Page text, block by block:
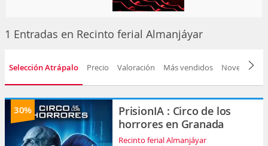
1 Entradas en Recinto ferial Almanjáyar
Selección Atrápalo Precio Valoración Más vendidos Novedad
30%
PrisionIA : Circo de los
horrores en Granada
Recinto ferial Almanjáyar